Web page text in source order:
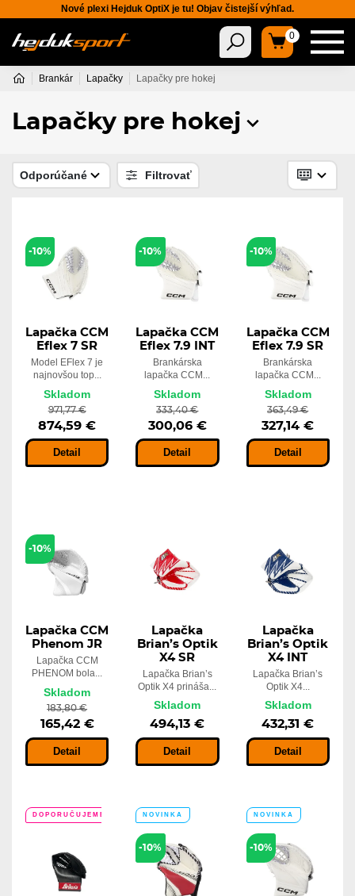
Nové plexi Hejduk OptiX je tu! Objav čistejší výhľad.
0
Brankár Lapačky Lapačky pre hokej
Lapačky pre hokej
Odporúčané Filtrovať
-10%
Lapačka CCM
Eflex 7 SR
Model EFlex 7 je
najnovšou top...
Skladom
971,77 €
874,59 €
Detail
-10%
Lapačka CCM
Eflex 7.9 INT
Brankárska
lapačka CCM...
Skladom
333,40 €
300,06 €
Detail
-10%
Lapačka CCM
Eflex 7.9 SR
Brankárska
lapačka CCM...
Skladom
363,49 €
327,14 €
Detail
-10%
Lapačka CCM
Phenom JR
Lapačka CCM
PHENOM bola...
Skladom
183,80 €
165,42 €
Detail
Lapačka
Brian’s Optik
X4 SR
Lapačka Brian’s
Optik X4 prináša...
Skladom
494,13 €
Detail
Lapačka
Brian’s Optik
X4 INT
Lapačka Brian’s
Optik X4...
Skladom
432,31 €
Detail
DOPORUČUJEME NOVINKA
-10%
NOVINKA
-10%